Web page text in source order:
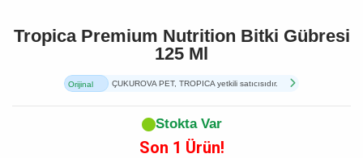
Tropica Premium Nutrition Bitki Gübresi
125 Ml
Orijinal
ÇUKUROVA PET, TROPICA yetkili satıcısıdır.
Stokta Var
Son 1 Ürün!